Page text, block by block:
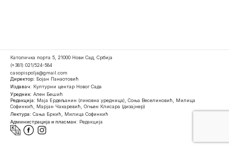
Католичка порта 5, 21000 Нови Сад, Србија
(+381) 021/524-584
casopispolja@gmail.com
Директор: Бојан Панаотовић
Издавач: Културни центар Новог Сада
Уредник: Ален Бешић
Редакција: Маја Ердељанин (ликовна уредница), Соња Веселиновић, Милица
Софинкић, Марјан Чакаревић, Огњен Клисара (дизајнер)
Лектура: Сања Бркић, Милица Софинкић
Администрација и пласман: Редакција